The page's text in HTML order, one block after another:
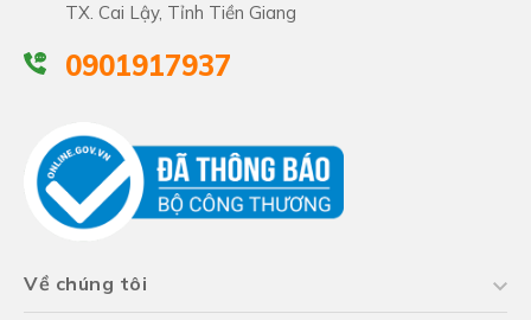
TX. Cai Lậy, Tỉnh Tiền Giang
0901917937
Về chúng tôi